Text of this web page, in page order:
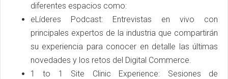
diferentes espacios como:
eLíderes Podcast: Entrevistas en vivo con
principales expertos de la industria que compartirán
su experiencia para conocer en detalle las últimas
novedades y los retos del Digital Commerce.
1 to 1 Site Clinic Experience: Sesiones de